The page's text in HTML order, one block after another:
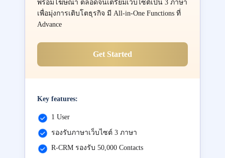
พร้อมโฆษณา ตลอดจนเตรียมเว็บไซต์เป็น 3 ภาษา
เพื่อมุ่งการเติบโตธุรกิจ มี All-in-One Functions ที่
Advance
Get Started
Key features:
1 User
รองรับภาษาเว็บไซต์ 3 ภาษา
R-CRM รองรับ 50,000 Contacts